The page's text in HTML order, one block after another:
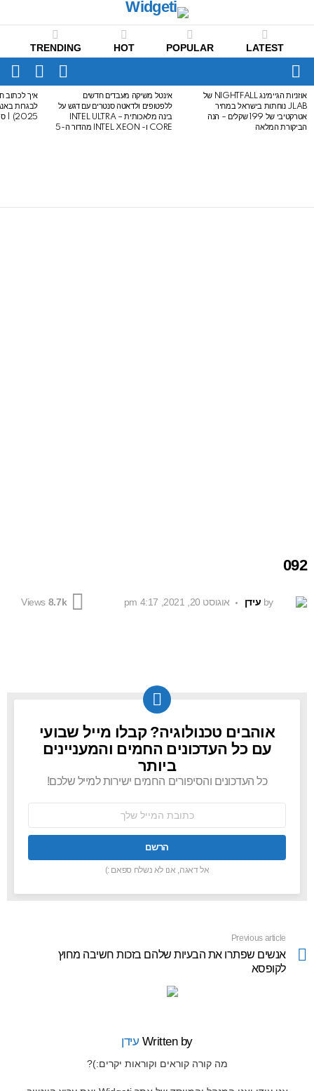
LATEST
POPULAR
HOT
TRENDING
Menu
SWITCH
SKIN
LATEST
STORIES
אוזניות הגיימינג NIGHTFALL של
JLAB נוחתות בישראל במחיר
אטרקטיבי של 199 שקלים – הנה
הביקורת המלאה
אינטל משיקה מעבדים חדשים
ללפטופים ולדאטה סנטרים עם דגש על
בינה מלאכותית – INTEL ULTRA
CORE ו- INTEL XEON מהדור ה-5
איך לכתוב
2025) | סיכום לבגרות באנגלית
092
by עידן אוגוסט 20, 2021, 4:17 pm 8.7k
Views
NEWSLETTER
אוהבים טכנולוגיה? קבלו מייל שבועי
עם כל העדכונים החמים והמעניינים
ביותר
כל העדכונים והסיפורים החמים ישירות למייל שלכם!
אל דאגה, אנו לא נשלח ספאם :)
more
Previous article
אנשים שפתרו את הבעיות שלהם בזכות חשיבה מחוץ
לקופסא
Written by עידן
מה קורה קוראים וקוראות יקרים:)?